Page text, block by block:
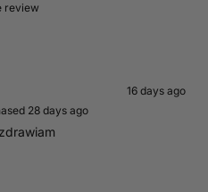
review
16 days ago
28 days ago